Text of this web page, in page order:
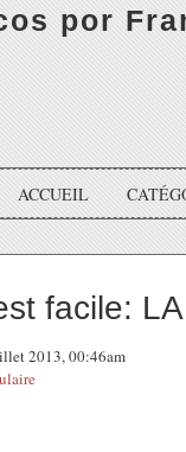
por
ACCUEIL
facile:
2013, 00:46am